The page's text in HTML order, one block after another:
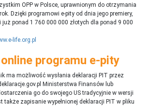
OPP w Polsce, uprawnionym do otrzymania
Dzięki programowi e-pity od dnia jego premiery,
ponad 1 760 000 000 złotych dla ponad 9 000
life.org.pl
programu e-pity
ma możliwość wysłania deklaracji PIT przez
Ministerstwa Finansów lub
go do swojego US tradycyjnie w wersji
także zapisanie wypełnionej deklaracji PIT w pliku